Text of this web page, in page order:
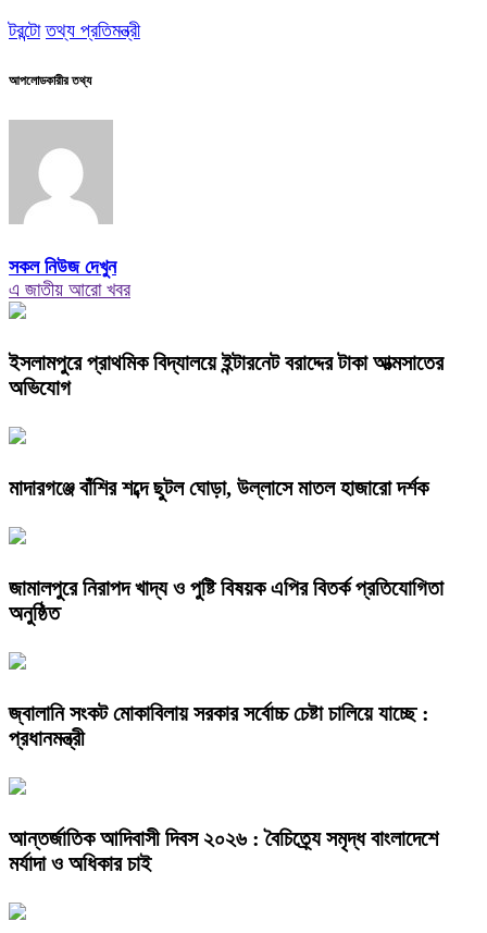
টরন্টো তথ্য প্রতিমন্ত্রী
আপলোডকারীর তথ্য
সকল নিউজ দেখুন
এ জাতীয় আরো খবর
ইসলামপুরে প্রাথমিক বিদ্যালয়ে ইন্টারনেট বরাদ্দের টাকা আত্মসাতের
অভিযোগ
মাদারগঞ্জে বাঁশির শব্দে ছুটল ঘোড়া, উল্লাসে মাতল হাজারো দর্শক
জামালপুরে নিরাপদ খাদ্য ও পুষ্টি বিষয়ক এপির বিতর্ক প্রতিযোগিতা
অনুষ্ঠিত
জ্বালানি সংকট মোকাবিলায় সরকার সর্বোচ্চ চেষ্টা চালিয়ে যাচ্ছে :
প্রধানমন্ত্রী
আন্তর্জাতিক আদিবাসী দিবস ২০২৬ : বৈচিত্র্যে সমৃদ্ধ বাংলাদেশে
মর্যাদা ও অধিকার চাই